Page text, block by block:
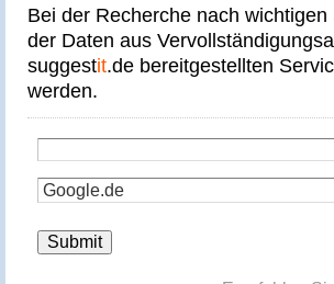
Bei der Recherche nach
der Daten aus
suggestit.de bereitgestellten
werden.